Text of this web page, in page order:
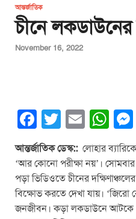
আন্তর্জাতিক
চীনে লকডাউনের
November 16, 2022
F
a
c
e
b
T
wi
tt
er
E
m
ail
W
h
at
s
A
আন্তর্জাতিক ডেস্ক:: লোহার
‘আর কোনো পরীক্ষা নয়’। সোমবার
পড়া ভিডিওতে চীনের
বিক্ষোভ করতে দেখা যায়। ‘জিরো
জনজীবন। কড়া লকডাউনে আটকে